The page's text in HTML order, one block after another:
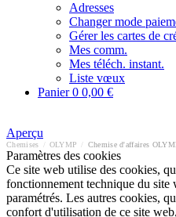
Adresses
Changer mode
Gérer les cartes de
Mes comm.
Mes téléch. instant.
Liste vœux
Panier0 0,00 €
Aperçu
Chemises OLYMP Chemise d'affaires
Paramètres des cookies
Ce site web utilise des cookies,
fonctionnement technique du site
paramétrés. Les autres cookies,
confort d'utilisation de ce site